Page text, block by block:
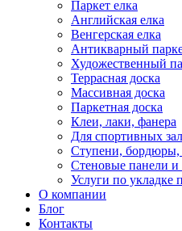
Паркет елка
Английская елка
Венгерская елка
Антикварный
Художественный
Террасная доска
Массивная доска
Паркетная доска
Клеи, лаки, фанера
Для спортивных
Ступени, бордюры,
Стеновые панели и
Услуги по укладке
О компании
Блог
Контакты